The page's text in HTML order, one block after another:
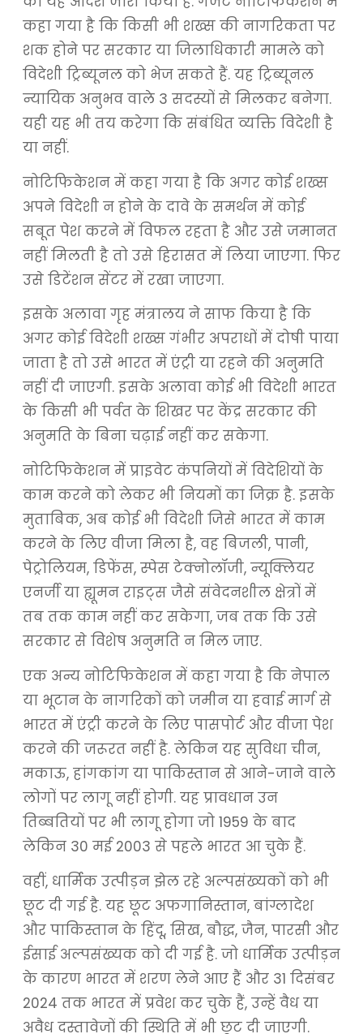
कहा गया है कि किसी भी शख्स की नागरिकता पर
शक होने पर सरकार या जिलाधिकारी मामले को
विदेशी ट्रिब्यूनल को भेज सकते हैं. यह ट्रिब्यूनल
न्यायिक अनुभव वाले 3 सदस्यों से मिलकर बनेगा.
यही यह भी तय करेगा कि संबंधित व्यक्ति विदेशी है
या नहीं.
नोटिफिकेशन में कहा गया है कि अगर कोई शख्स
अपने विदेशी न होने के दावे के समर्थन में कोई
सबूत पेश करने में विफल रहता है और उसे जमानत
नहीं मिलती है तो उसे हिरासत में लिया जाएगा. फिर
उसे डिटेंशन सेंटर में रखा जाएगा.
इसके अलावा गृह मंत्रालय ने साफ किया है कि
अगर कोई विदेशी शख्स गंभीर अपराधों में दोषी पाया
जाता है तो उसे भारत में एंट्री या रहने की अनुमति
नहीं दी जाएगी. इसके अलावा कोई भी विदेशी भारत
के किसी भी पर्वत के शिखर पर केंद्र सरकार की
अनुमति के बिना चढ़ाई नहीं कर सकेगा.
नोटिफिकेशन में प्राइवेट कंपनियों में विदेशियों के
काम करने को लेकर भी नियमों का जिक्र है. इसके
मुताबिक, अब कोई भी विदेशी जिसे भारत में काम
करने के लिए वीजा मिला है, वह बिजली, पानी,
पेट्रोलियम, डिफेंस, स्पेस टेक्नोलॉजी, न्यूक्लियर
एनर्जी या ह्यूमन राइट्स जैसे संवेदनशील क्षेत्रों में
तब तक काम नहीं कर सकेगा, जब तक कि उसे
सरकार से विशेष अनुमति न मिल जाए.
एक अन्य नोटिफिकेशन में कहा गया है कि नेपाल
या भूटान के नागरिकों को जमीन या हवाई मार्ग से
भारत में एंट्री करने के लिए पासपोर्ट और वीजा पेश
करने की जरूरत नहीं है. लेकिन यह सुविधा चीन,
मकाऊ, हांगकांग या पाकिस्तान से आने-जाने वाले
लोगों पर लागू नहीं होगी. यह प्रावधान उन
तिब्बतियों पर भी लागू होगा जो 1959 के बाद
लेकिन 30 मई 2003 से पहले भारत आ चुके हैं.
वहीं, धार्मिक उत्पीड़न झेल रहे अल्पसंख्यकों को भी
छूट दी गई है. यह छूट अफगानिस्तान, बांग्लादेश
और पाकिस्तान के हिंदू, सिख, बौद्ध, जैन, पारसी और
ईसाई अल्पसंख्यक को दी गई है. जो धार्मिक उत्पीड़न
के कारण भारत में शरण लेने आए हैं और 31 दिसंबर
2024 तक भारत में प्रवेश कर चुके हैं, उन्हें वैध या
अवैध दस्तावेजों की स्थिति में भी छूट दी जाएगी.